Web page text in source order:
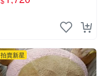
適合收藏與分享。 餅乾熊兄
拍賣新星